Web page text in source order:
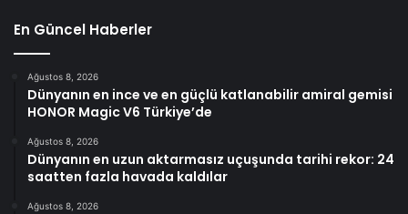
En Güncel Haberler
Ağustos 8, 2026
Dünyanın en ince ve en güçlü katlanabilir amiral gemisi
HONOR Magic V6 Türkiye’de
Ağustos 8, 2026
Dünyanın en uzun aktarmasız uçuşunda tarihi rekor: 24
saatten fazla havada kaldılar
Ağustos 8, 2026